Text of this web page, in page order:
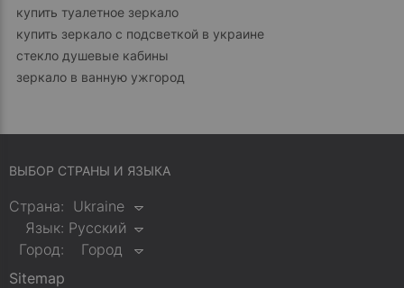
купить туалетное зеркало
купить зеркало с подсветкой в украине
стекло душевые кабины
зеркало в ванную ужгород
ВЫБОР СТРАНЫ И ЯЗЫКА
Страна: Ukraine
Язык: Русский
Город:
Город
Sitemap